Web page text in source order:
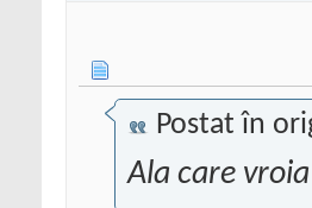
Postat în
Ala care